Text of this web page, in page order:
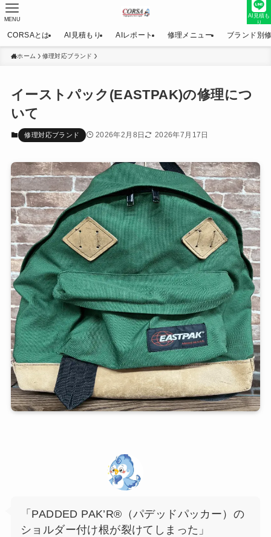
AI見積も
り
MENU
CORSAとは AI見積もり AIレポート 修理メニュー ブランド別
ホーム 修理対応ブランド
イーストパック(EASTPAK)の修理につ
いて
修理対応ブランド 2026年2月8日 2026年7月17日
「PADDED PAK’R®（パデッドパッカー）の
ショルダー付け根が裂けてしまった」